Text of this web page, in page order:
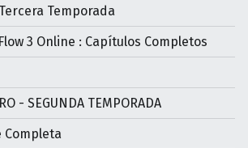
Temporada
3 Online : Capítulos Completos
- SEGUNDA TEMPORADA
Completa